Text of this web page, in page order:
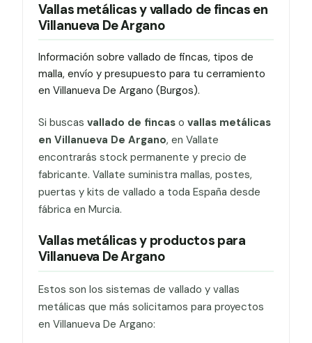
Vallas metálicas y vallado de fincas en
Villanueva De Argano
Información sobre vallado de fincas, tipos de
malla, envío y presupuesto para tu cerramiento
en Villanueva De Argano (Burgos).
Si buscas vallado de fincaso vallas metálicas
en Villanueva De Argano, en Vallate
encontrarás stock permanente y precio de
fabricante. Vallate suministra mallas, postes,
puertas y kits de vallado a toda España desde
fábrica en Murcia.
Vallas metálicas y productos para
Villanueva De Argano
Estos son los sistemas de vallado y vallas
metálicas que más solicitamos para proyectos
en Villanueva De Argano: